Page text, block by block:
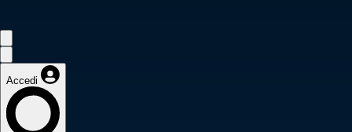
Accedi